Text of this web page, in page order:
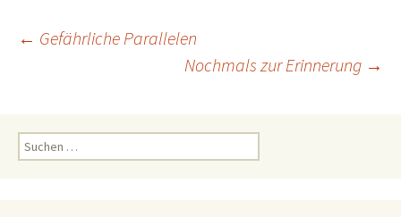
Beitragsnavigation
← Gefährliche Parallelen
Nochmals zur Erinnerung →
Suchen
nach: